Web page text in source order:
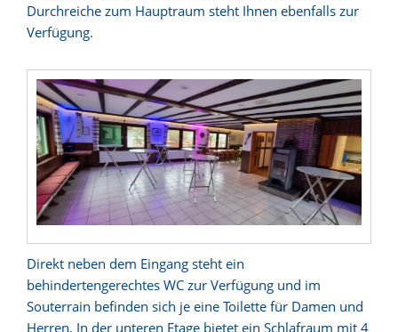
Durchreiche zum Hauptraum steht Ihnen ebenfalls zur
Verfügung.
Direkt neben dem Eingang steht ein
behindertengerechtes WC zur Verfügung und im
Souterrain befinden sich je eine Toilette für Damen und
Herren. In der unteren Etage bietet ein Schlafraum mit 4